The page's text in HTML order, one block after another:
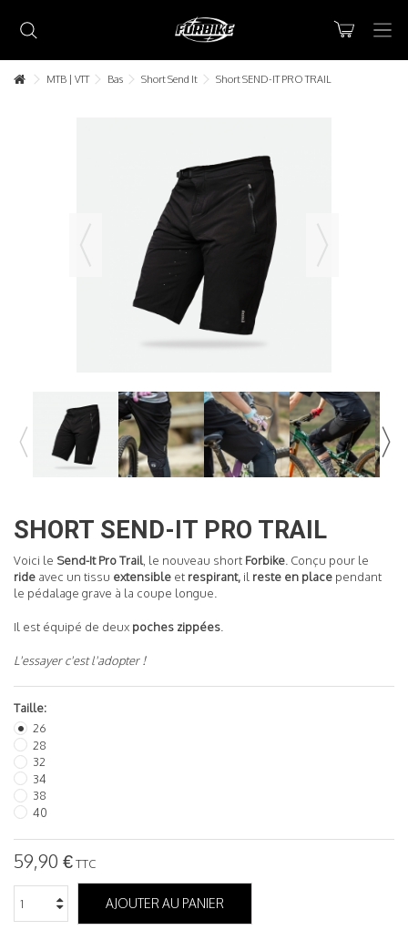
Lorem ipsum dolor sit amet
Lorem ipsum dolor sit amet, consectetur adipisicing elit, sed do
eiusmod tempor incididunt ut labore et dolore magna aliqua. Ut
enim ad minim veniam, quis nostrud exercitation ullamco laboris nisi
ut aliquip ex ea commodo consequat.
Lorem ipsum dolor sit amet
Lorem ipsum dolor sit amet, consectetur adipisicing elit, sed do
ut aliquip ex ea commodo consequat.
READ MORE
MTB | VTT Bas Short Send It Short SEND-IT PRO TRAIL
SHORT SEND-IT PRO TRAIL
Voici le Send-It Pro Trail, le nouveau short Forbike . Conçu pour le
ride avec un tissu extensible et respirant, il reste en place pendant
le pédalage grave à la coupe longue.
Il est équipé de deux poches zippées
L'essayer c'est l'adopter !
Taille:
26
28
32
34
38
40
59,90 €TTC
AJOUTER AU PANIER